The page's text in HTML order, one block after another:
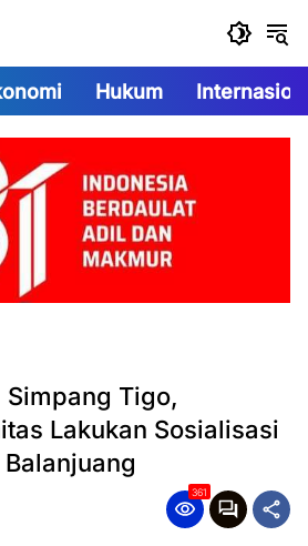
Hukum
Simpang Tigo,
Lakukan Sosialisasi
361